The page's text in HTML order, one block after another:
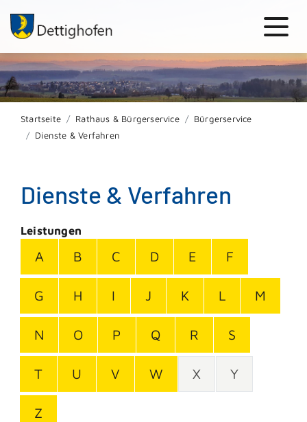
Startseite Rathaus & Bürgerservice
Bürgerservice
Dienste & Verfahren
Dienste & Verfahren
Leistungen
A B C D E F
G H I J K L M
N O P Q R S
T U V W X Y
Z